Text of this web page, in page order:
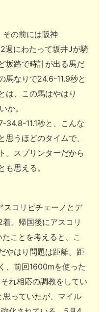
の前には阪神
週にわたって坂井Jが騎
坂路で時計が出る馬だ
馬なりで24.6-11.9秒と
は、この馬はやはり
か。
34.8-11.1秒と、こんな
思うほどのタイムで、
。スプリンターだから
も思える。
スコリピチェーノとデ
。帰国後にアスコリ
ことを考えると、こ
やはり問題は距離。距
、前回1600mを使った
れ相応の調教をしてい
っていたが、マイル